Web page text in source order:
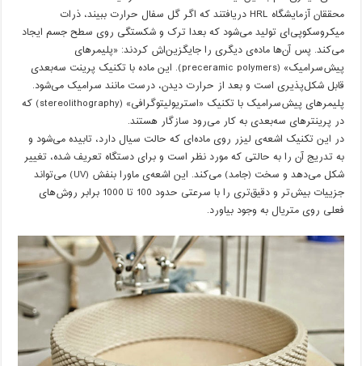
محققان آزمایشگاه HRL دریافتند که اگر گل سفال حرارت ببیند، ذرات
میکروسکوپی‌ای تولید می‌شود که بعدا ترک و شکستگی روی سطح جسم ایجاد
می‌کند. پس آن‌ها ماده‌ی دیگری را جایگزین‌اش کردند: «پلیمرهای
پیش‌سرامیک» (preceramic polymers). این ماده با تکنیک پرینت سه‌بعدی
قابل شکل‌پذیری است و بعد از حرارت دیدن، درست مانند سرامیک می‌شود.
پلیمرهای پیش‌سرامیک با تکنیک «استریولیتوگرافی» (stereolithography) که
در پرینترهای سه‌بعدی به کار می‌رود سازگار هستند.
در این تکنیک اشعه‌ی لیزر روی ماده‌ای که حالت سیال دارد، تابیده می‌شود و
به تدریج آن را به حالتی که مورد نظر است و برای دستگاه تعریف شده، تغییر
شکل می‌دهد و سخت (جامد) می‌کند. این اشعه‌ی ماورا بنفش (UV) می‌تواند
جزییات بیش‌تر و دقیق‌تری را با سرعتی حدود 100 تا 1000 برابر روش‌های
فعلی روی متریال به وجود بیاورد.